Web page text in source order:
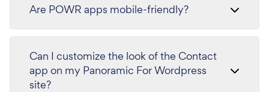
Are POWR apps mobile-friendly?
Can I customize the look of the Contact
app on my Panoramic For Wordpress
site?